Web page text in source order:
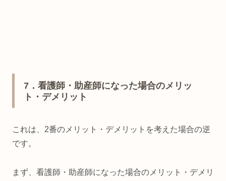
7 ．看護師・助産師になった場合のメリッ
ト・デメリット
これは、 2番のメリット・デメリットを考えた場合の逆
です。
まず、看護師・助産師になった場合のメリット・デメリ